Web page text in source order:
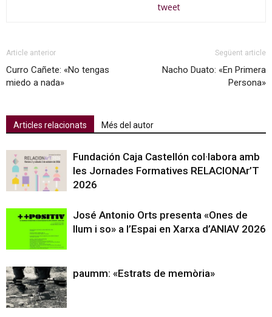
tweet
Article anterior
Curro Cañete: «No tengas
miedo a nada»
Següent article
Nacho Duato: «En Primera
Persona»
Articles relacionats Més del autor
Fundación Caja Castellón col·labora amb
les Jornades Formatives RELACIONAr’T
2026
José Antonio Orts presenta «Ones de
llum i so» a l’Espai en Xarxa d’ANIAV 2026
paumm: «Estrats de memòria»